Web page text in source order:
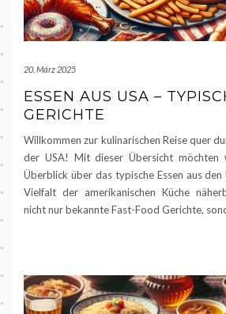
20. März 2025
ESSEN AUS USA –
GERICHTE
Willkommen zur kulinarischen Reise quer
der USA! Mit dieser Übersicht möchten
Überblick über das typische Essen aus
Vielfalt der amerikanischen Küche
nicht nur bekannte Fast-Food Gerichte,